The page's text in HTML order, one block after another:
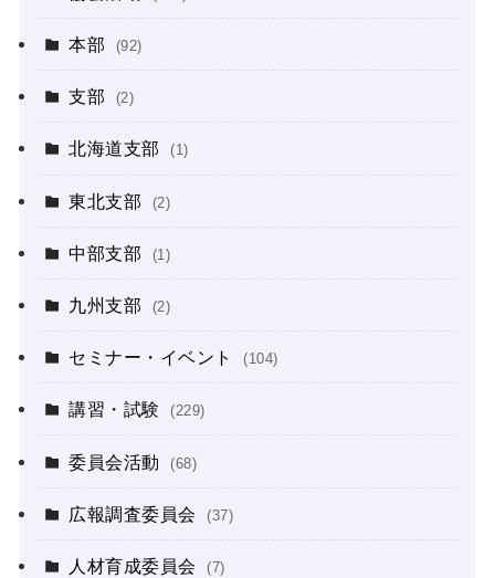
本部 (92)
支部 (2)
北海道支部 (1)
東北支部 (2)
中部支部 (1)
九州支部 (2)
セミナー・イベント (104)
講習・試験 (229)
委員会活動 (68)
広報調査委員会 (37)
人材育成委員会 (7)